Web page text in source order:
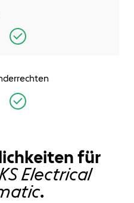
für
Electrical
.